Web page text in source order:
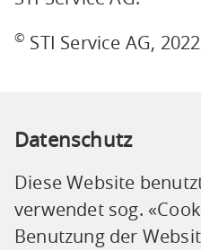
© STI Service AG, 2022
Datenschutz
Diese Website
verwendet sog.
Benutzung der